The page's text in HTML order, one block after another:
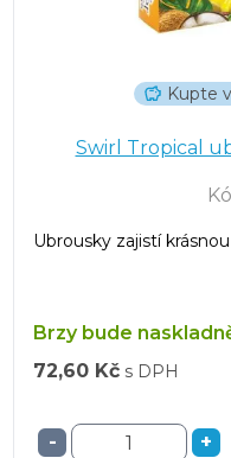
Kupte
Swirl Tropical
Ubrousky zajistí
Brzy bude
72,60 Kč s DPH
- +